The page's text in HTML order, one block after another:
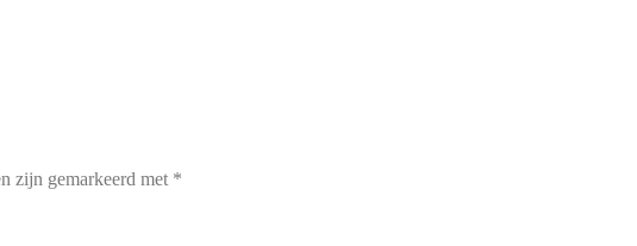
zijn gemarkeerd met *